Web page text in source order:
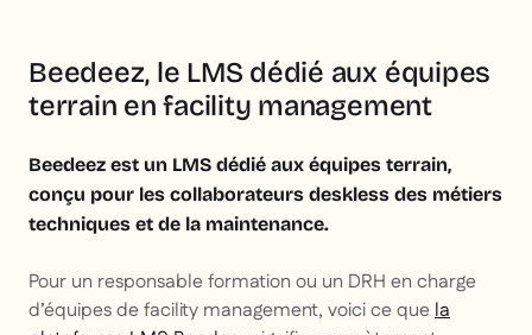
Beedeez, le LMS dédié aux équipes
terrain en facility management
Beedeez est un LMS dédié aux équipes terrain,
conçu pour les collaborateurs deskless des métiers
techniques et de la maintenance.
Pour un responsable formation ou un DRH en charge
d’équipes de facility management, voici ce quela